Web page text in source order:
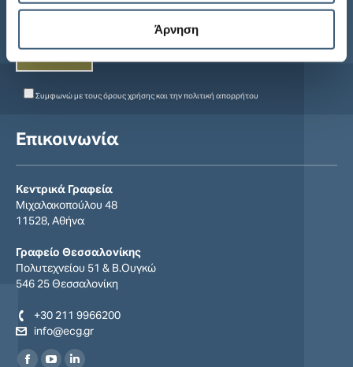
Άρνηση
Συμφωνώ με τους όρους χρήσης και την πολιτική απορρήτου
Επικοινωνία
Κεντρικά Γραφεία
Μιχαλακοπούλου 48
11528, Αθήνα
Γραφείο Θεσσαλονίκης
Πολυτεχνείου 51 & Β.Ουγκώ
546 25 Θεσσαλονίκη
+30 211 9966200
info@ecg.gr
Find us on: